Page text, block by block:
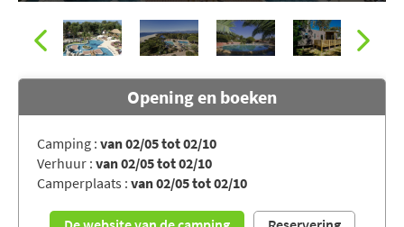
De camping gezien vanuit de lucht
Opening en boeken
Camping : van 02/05 tot 02/10
Verhuur : van 02/05 tot 02/10
Camperplaats : van 02/05 tot 02/10